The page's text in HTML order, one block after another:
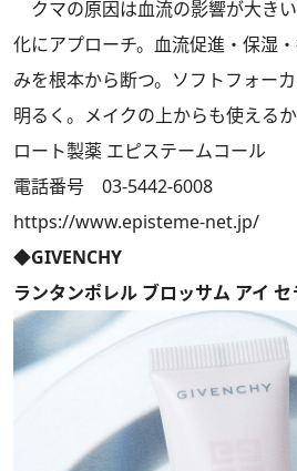
クマの原因は血流の影響が大き
化にアプローチ。血流促進・保湿
みを根本から断つ。ソフトフォー
明るく。メイクの上からも使える
ロート製薬 エピステームコール
電話番号 03-5442-6008
https://www.episteme-net.jp/
◆GIVENCHY
ランタンポレル ブロッサム アイ セ